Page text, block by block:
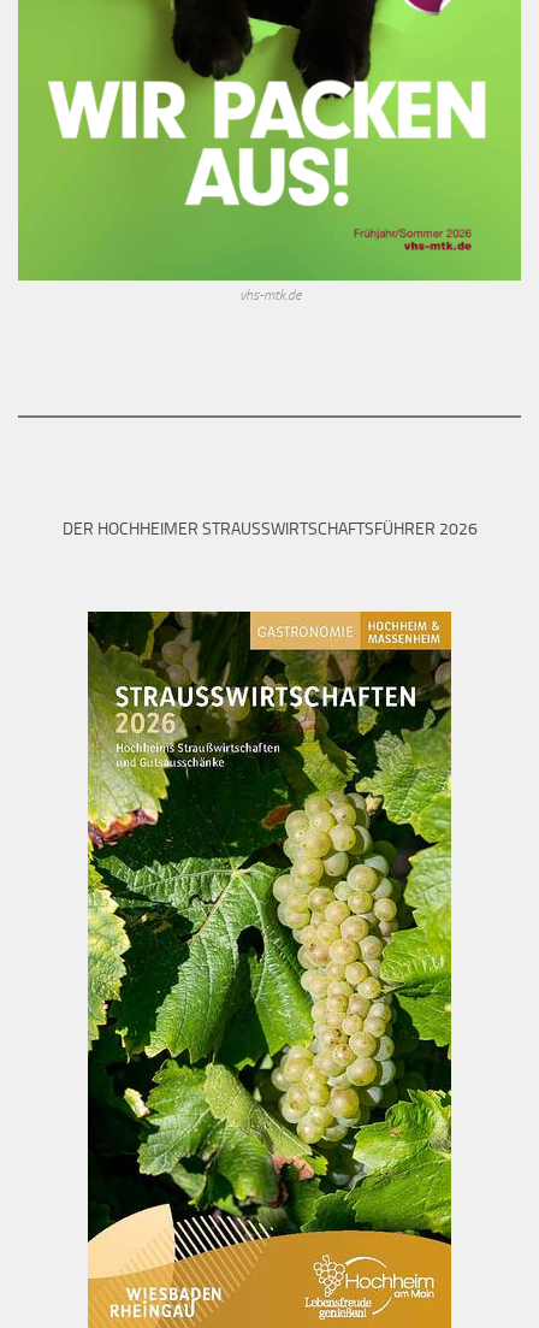
vhs-mtk.de
DER HOCHHEIMER STRAUSSWIRTSCHAFTSFÜHRER 2026